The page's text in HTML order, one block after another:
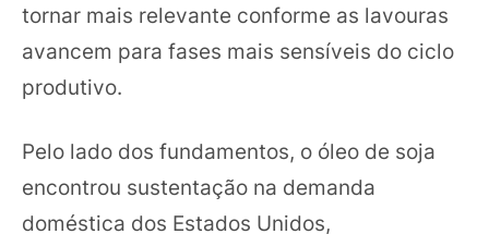
tornar mais relevante conforme as lavouras
avancem para fases mais sensíveis do ciclo
produtivo.
Pelo lado dos fundamentos, o óleo de soja
encontrou sustentação na demanda
doméstica dos Estados Unidos,